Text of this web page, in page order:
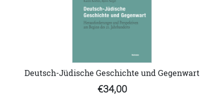
Deutsch-Jüdische Geschichte und Gegenwart
€34,00